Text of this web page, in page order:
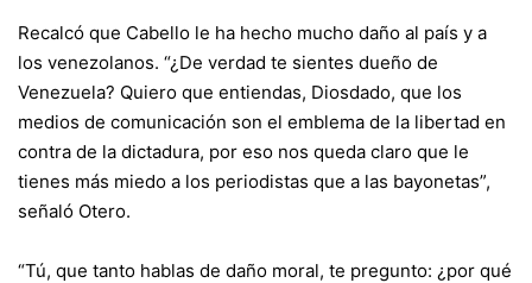
Recalcó que Cabello le ha hecho mucho daño al país y a
los venezolanos. “¿De verdad te sientes dueño de
Venezuela? Quiero que entiendas, Diosdado, que los
medios de comunicación son el emblema de la libertad en
contra de la dictadura, por eso nos queda claro que le
tienes más miedo a los periodistas que a las bayonetas”,
señaló Otero.
“Tú, que tanto hablas de daño moral, te pregunto: ¿por qué